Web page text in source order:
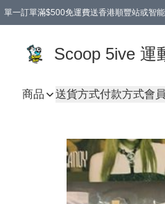
單一訂單滿$500免運費送香港順豐站或智
Scoop 5ive 運
商品 送貨方式付款方式會